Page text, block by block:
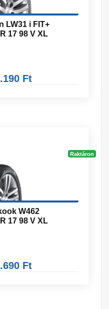
LW31 i FIT+
17 98 V XL
Ft
Raktáron
W462
17 98 V XL
Ft